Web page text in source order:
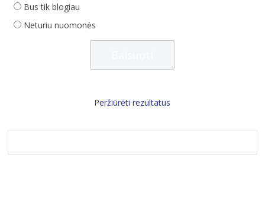
Bus tik blogiau
Neturiu nuomonės
Peržiūrėti rezultatus